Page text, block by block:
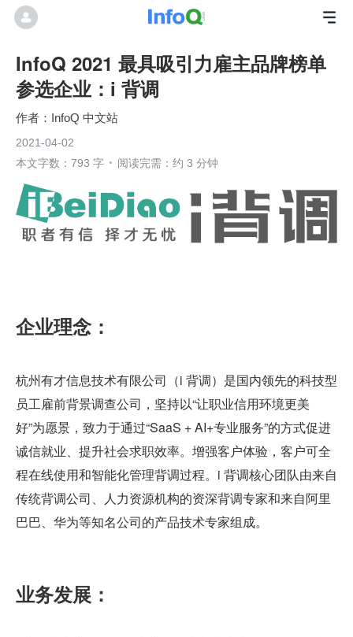
InfoQ 2021 最具吸引力雇主品牌榜单
参选企业：i 背调
InfoQ 中文站
2021-04-02
本文字数：793 字
阅读完需：约 3 分钟
企业理念：
杭州有才信息技术有限公司（i 背调）是国内领先的科技型
员工雇前背景调查公司，坚持以“让职业信用环境更美
好”为愿景，致力于通过“SaaS + AI+专业服务”的方式促进
诚信就业、提升社会求职效率。增强客户体验，客户可全
程在线使用和智能化管理背调过程。i 背调核心团队由来自
传统背调公司、人力资源机构的资深背调专家和来自阿里
巴巴、华为等知名公司的产品技术专家组成。
业务发展：